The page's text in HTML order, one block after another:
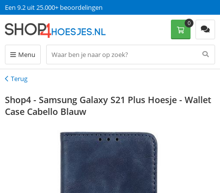
Een 9.2 uit 25.000+ beoordelingen
Menu
0
Terug
Terug
Shop4 - Samsung Galaxy S21 Plus Hoesje - Wallet
Case Cabello Blauw